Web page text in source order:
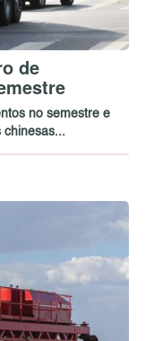
de
no semestre e
chinesas...